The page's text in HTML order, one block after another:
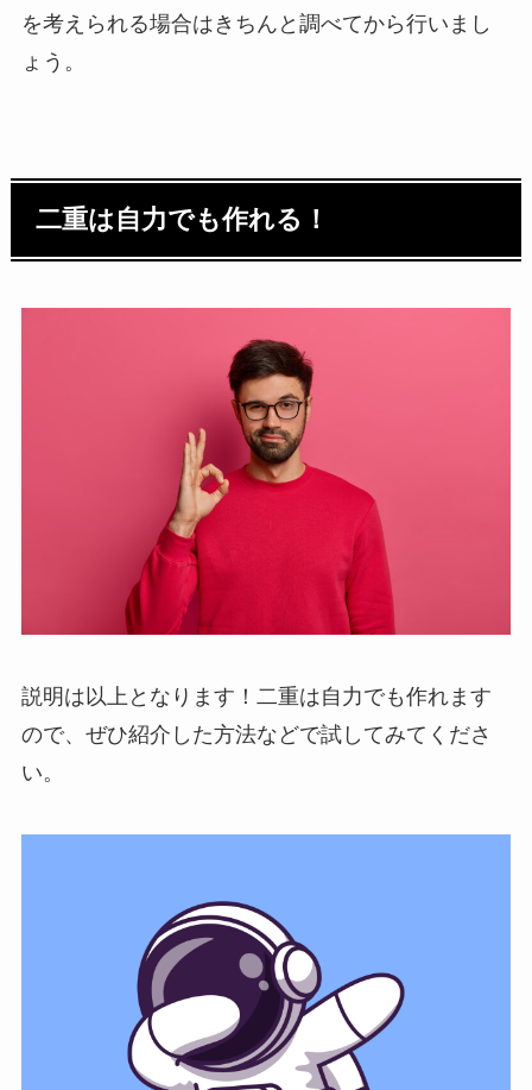
を考えられる場合はきちんと調べてから行いまし
ょう。
二重は自力でも作れる！
説明は以上となります！二重は自力でも作れます
ので、ぜひ紹介した方法などで試してみてくださ
い。